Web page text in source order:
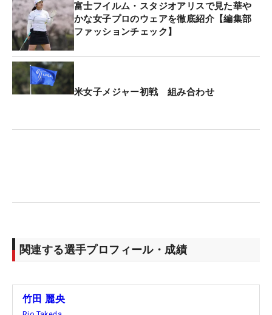
富士フイルム・スタジオアリスで見た華や
かな女子プロのウェアを徹底紹介【編集部
ファッションチェック】
米女子メジャー初戦 組み合わせ
関連する選手プロフィール・成績
竹田 麗央